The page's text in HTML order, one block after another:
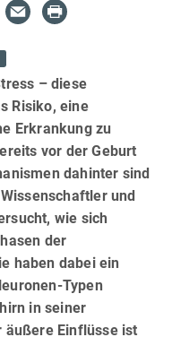
– diese
Risiko, eine
Erkrankung zu
vor der Geburt
dahinter sind
und
wie sich
der
haben dabei ein
Typen
in seiner
äußere Einflüsse ist